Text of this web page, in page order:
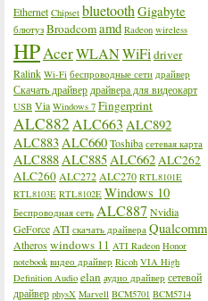
Ethernet Chipset bluetooth Gigabyte
блютуз Broadcomamd Radeon wireless
HPAcerWLANWiFi driver
Ralink Wi-Fi беспроводные сети драйвер
Скачать драйвер драйвера для видеокарт
USB Via Windows 7 Fingerprint
ALC882 ALC663 ALC892
ALC883ALC660Toshiba сетевая карта
ALC888ALC885ALC662ALC262
ALC260 ALC272 ALC270 RTL8101E
RTL8103E RTL8102E Windows 10
Беспроводная сеть ALC887 Nvidia
GeForce ATI скачать драйвера Qualcomm
Atheroswindows 11 ATI Radeon Honor
notebook видео драйвер Ricoh VIA High
Definition Audio elan аудио драйвер сетевой
драйвер physX Marvell BCM5701 BCM5714